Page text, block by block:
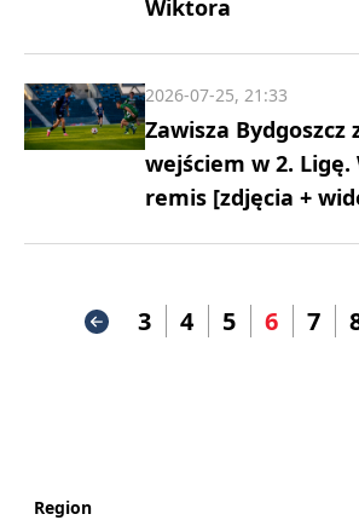
Wiktora
Zawisza
wejściem w 2. Ligę.
remis [zdjęcia +
2026-07-25, 21:33
3 4 5 6 7
Region